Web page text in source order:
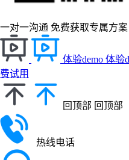
一对一沟通 免费获取专属方案
体验demo 体验
费试用
回顶部 回顶部
热线电话